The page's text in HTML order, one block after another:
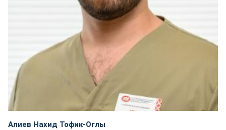
Алиев Нахид Тофик-Оглы